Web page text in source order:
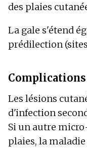
des plaies
La gale s'étend
prédilection
Complications
Les lésions
d'infection
Si un autre
plaies, la